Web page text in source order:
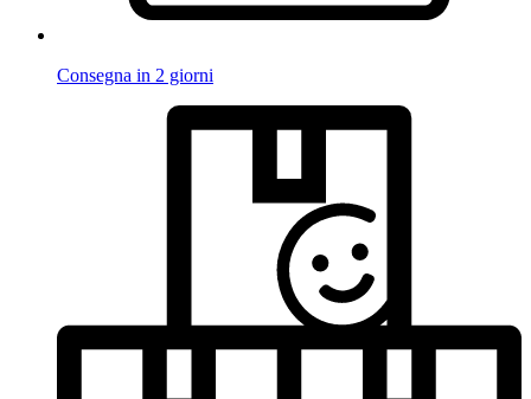
Consegna in 2 giorni